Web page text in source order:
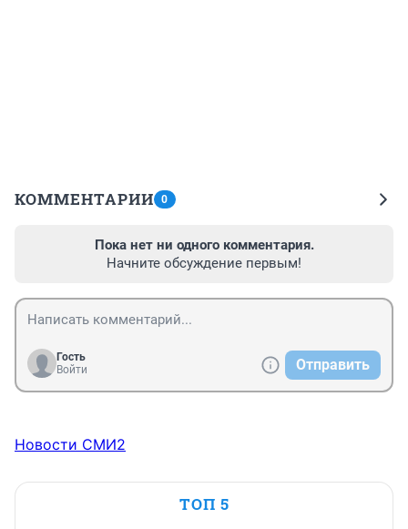
КОММЕНТАРИИ 0
Пока нет ни одного комментария.
Начните обсуждение первым!
Гость
Войти
Отправить
Новости СМИ2
ТОП 5